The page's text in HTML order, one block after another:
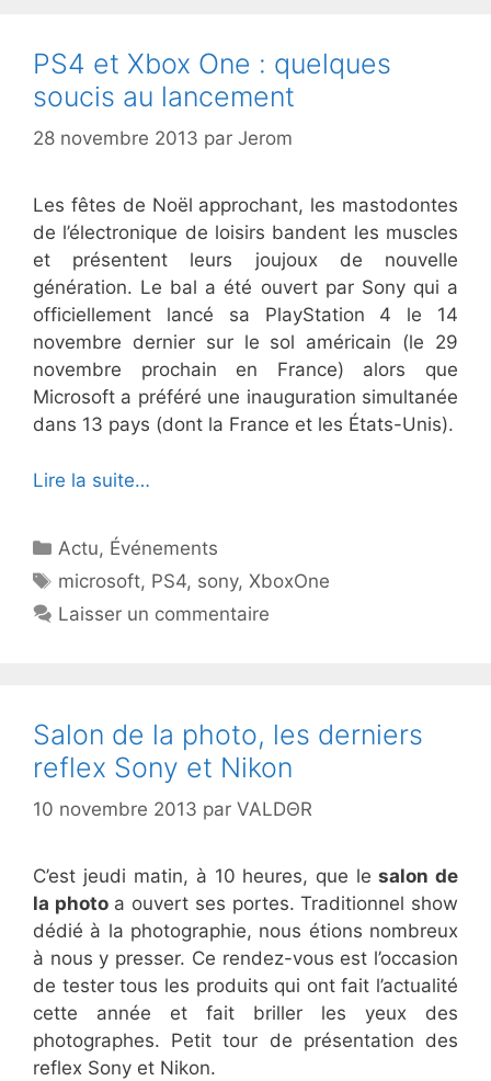
PS4 et Xbox One : quelques
soucis au lancement
28 novembre 2013 par Jerom
Les fêtes de Noël approchant, les mastodontes
de l’électronique de loisirs bandent les muscles
et présentent leurs joujoux de nouvelle
génération. Le bal a été ouvert par Sony qui a
officiellement lancé sa PlayStation 4 le 14
novembre dernier sur le sol américain (le 29
novembre prochain en France) alors que
Microsoft a préféré une inauguration simultanée
dans 13 pays (dont la France et les États-Unis).
Lire la suite…
Catégories
Actu, Événements
Étiquettes
microsoft, PS4, sony,XboxOne
Laisser un commentaire
Salon de la photo, les derniers
reflex Sony et Nikon
10 novembre 2013 par VALDΘR
C’est jeudi matin, à 10 heures, que le salon de
la photoa ouvert ses portes. Traditionnel show
dédié à la photographie, nous étions nombreux
à nous y presser. Ce rendez-vous est l’occasion
de tester tous les produits qui ont fait l’actualité
cette année et fait briller les yeux des
photographes. Petit tour de présentation des
reflex Sony et Nikon.